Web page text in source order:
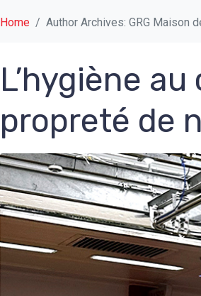
Home Author Archives: GRG Maison
L’hygiène
propreté de